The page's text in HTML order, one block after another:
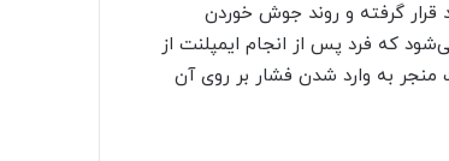
گرفته و روند جوش خوردن
که فرد پس از انجام ایمپلنت از
منجر به وارد شدن فشار بر روی آن